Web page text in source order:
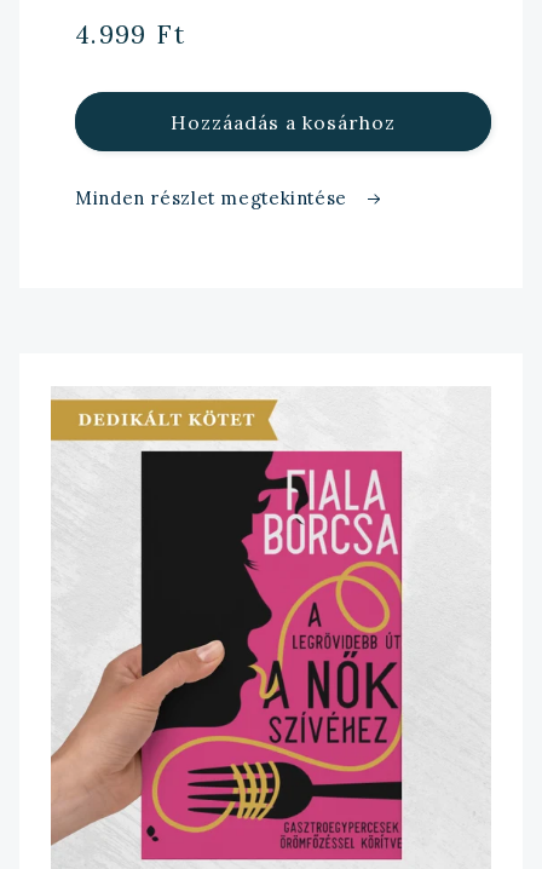
Normál
4.999 Ft
Hozzáadás a kosárhoz
Minden részlet megtekintése